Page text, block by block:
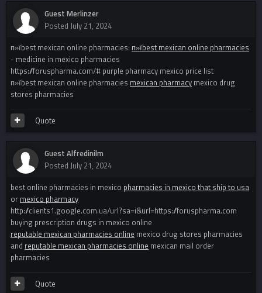
Guest Merlinzer
Posted July 21, 2024
п»їbest mexican online pharmacies: п»їbest mexican online pharmacies
- medicine in mexico pharmacies
https://foruspharma.com/# purple pharmacy mexico price list
п»їbest mexican online pharmacies mexican pharmacy mexico drug
stores pharmacies
Quote
Guest Alfredinilm
Posted July 21, 2024
best online pharmacies in mexico pharmacies in mexico that ship to usa
or mexico pharmacy
http://clients1.google.com.ua/url?sa=i&url=https://foruspharma.com
buying prescription drugs in mexico online
reputable mexican pharmacies online mexico drug stores pharmacies
and reputable mexican pharmacies online mexican mail order
pharmacies
Quote